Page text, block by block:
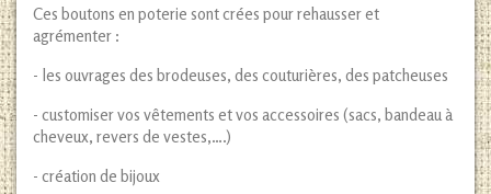
Ces boutons en poterie sont crées pour rehausser et
agrémenter :
- les ouvrages des brodeuses, des couturières, des patcheuses
- customiser vos vêtements et vos accessoires (sacs, bandeau à
cheveux, revers de vestes,….)
- création de bijoux